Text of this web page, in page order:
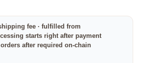
fee · fulfilled from
starts right after payment
after required on-chain